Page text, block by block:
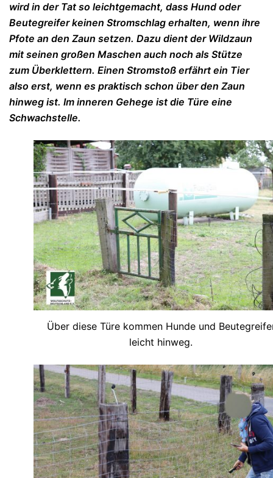
wird in der Tat so leichtgemacht, dass Hund oder
Beutegreifer keinen Stromschlag erhalten, wenn ihre
Pfote an den Zaun setzen. Dazu dient der Wildzaun
mit seinen großen Maschen auch noch als Stütze
zum Überklettern. Einen Stromstoß erfährt ein Tier
also erst, wenn es praktisch schon über den Zaun
hinweg ist. Im inneren Gehege ist die Türe eine
Schwachstelle.
Über diese Türe kommen Hunde und
leicht hinweg.